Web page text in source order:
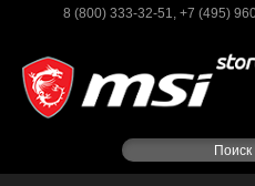
8 (800) 333-32-51, +7 (495)